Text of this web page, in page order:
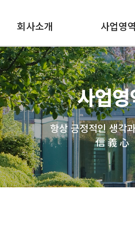
회사소개 사업영역
사업
항상 긍정적인 생각
信 義 心